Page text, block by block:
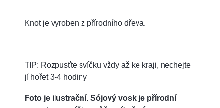
Knot je vyroben z přírodního dřeva.
TIP: Rozpusťte svíčku vždy až ke kraji, nechejte
jí hořet 3-4 hodiny
Foto je ilustrační. Sójový vosk je přírodní